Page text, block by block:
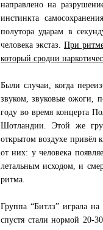
направлено на
инстинкта
полутора ударам в
человека экстаз. При
который сродни
Были случаи, когда
звуком, звуковые ожоги,
году во время концерта
Шотландии. Этой же
открытом воздухе привёл
от них: у человека
летальным исходом, и
ритма.
Группа “Битлз” играла
спустя стали нормой 20-